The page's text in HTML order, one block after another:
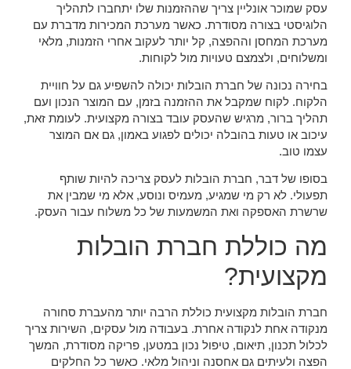
עסק שמוכר אונליין צריך שההזמנות שלו יתחברו לתהליך
הלוגיסטי בצורה מסודרת. כאשר מערכת המכירות מדברת עם
מערכת המחסן וההפצה, קל יותר לעקוב אחרי הזמנות, מלאי
ומשלוחים, ולצמצם טעויות מול לקוחות.
בחירה נכונה של חברת הובלות יכולה להשפיע גם על חוויית
הלקוח. לקוח שמקבל את ההזמנה בזמן, עם המוצר הנכון ועם
תהליך ברור, מרגיש שהעסק עובד בצורה מקצועית. לעומת זאת,
עיכוב או טעות בהובלה יכולים לפגוע באמון, גם אם המוצר
עצמו טוב.
בסופו של דבר, חברת הובלות לעסק צריכה להיות שותף
תפעולי. לא רק מי שמגיע, מעמיס ונוסע, אלא מי שמבין את
שרשרת האספקה ואת המשמעות של כל משלוח עבור העסק.
מה כוללת חברת הובלות
מקצועית?
חברת הובלות מקצועית כוללת הרבה יותר מהעברת סחורה
מנקודה אחת לנקודה אחרת. בעבודה מול עסקים, השירות צריך
לכלול תכנון, תיאום, טיפול נכון במטען, פריקה מסודרת, המשך
הפצה ולעיתים גם אחסנה וניהול מלאי. כאשר כל החלקים